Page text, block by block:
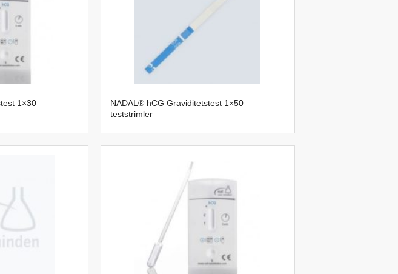
1×30
NADAL® hCG Graviditetstest 1×50
teststrimler